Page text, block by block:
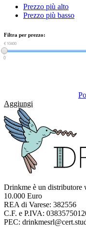
Prezzo più alto
Prezzo più basso
Filtra per prezzo:
€ 0
€ 10400
0
Aggiungi
Drinkme è un distributore
10.000 Euro
REA di Varese: 382556
C.F. e P.IVA:
PEC: